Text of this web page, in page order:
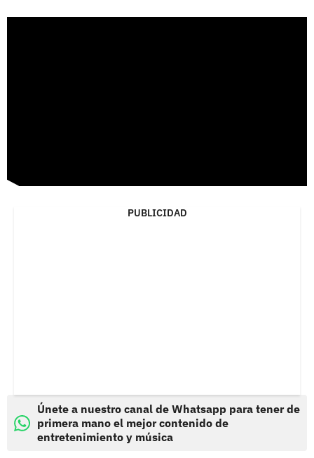
PUBLICIDAD
Únete a nuestro canal de Whatsapp para tener de
primera mano el mejor contenido de
entretenimiento y música